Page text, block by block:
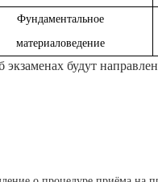
Фундаментальное
материаловедение
экзаменах будут